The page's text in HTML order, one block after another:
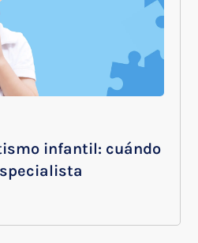
infantil: cuándo